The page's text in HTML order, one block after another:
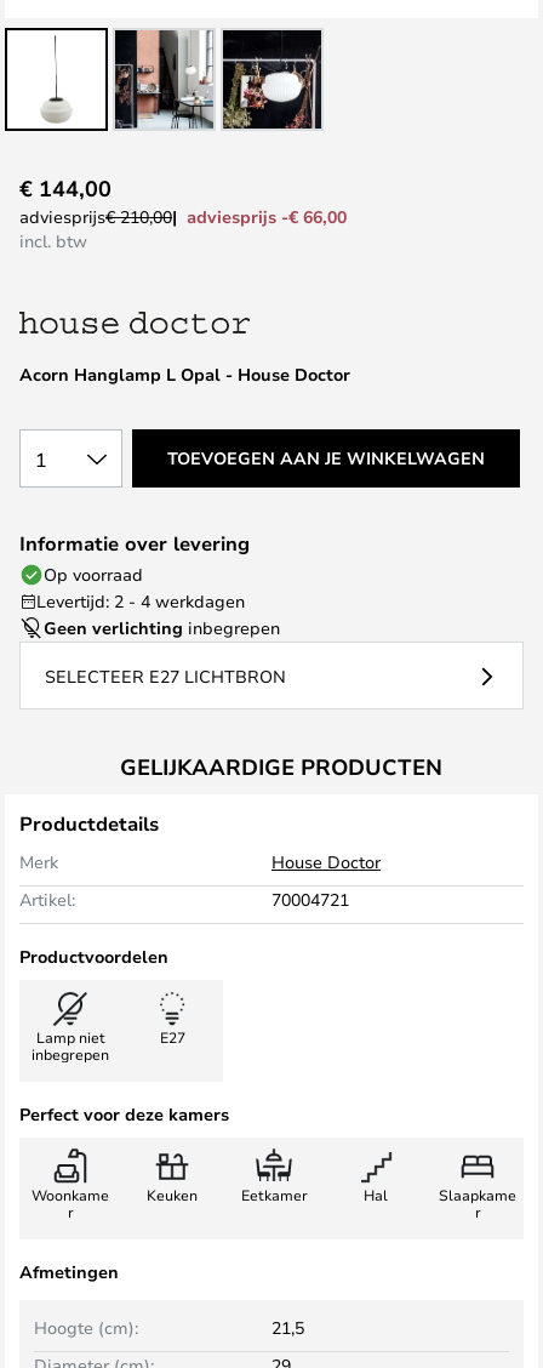
naar
het
de
gallerij
Acorn Hanglamp L Opal - House Doctor
€ 144,00
adviesprijs€ 210,00
adviesprijs -€ 66,00
incl. btw
1 TOEVOEGEN AAN JE WINKELWAGEN
Informatie over levering
Op voorraad
Levertijd: 2 - 4 werkdagen
Geen verlichting inbegrepen
SELECTEER E27 LICHTBRON
GELIJKAARDIGE PRODUCTEN
Productdetails
Merk
House Doctor
Artikel:
70004721
Productvoordelen
Lamp niet
inbegrepen
E27
Perfect voor deze kamers
Woonkame
r
Keuken Eetkamer Hal
Slaapkame
r
Afmetingen
Hoogte (cm):
21,5